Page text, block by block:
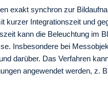
exakt synchron zur
kurzer Integrationszeit und
kann die Beleuchtung im
Insbesondere bei
darüber. Das Verfahren
angewendet werden, z.